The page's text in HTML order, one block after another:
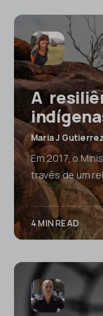
A
Maria J Gutierrez
Em 2017, o
través de um
4 MIN READ